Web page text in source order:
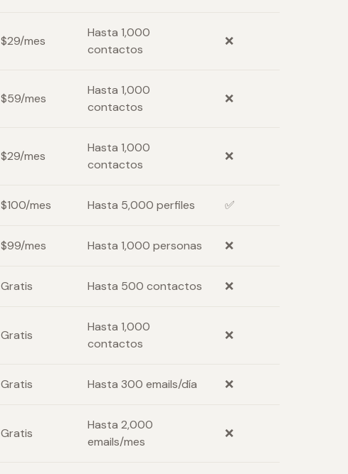
$29/mes
Hasta 1,000
contactos
❌
$59/mes
Hasta 1,000
contactos
❌
$29/mes
Hasta 1,000
contactos
❌
$100/mes Hasta 5,000 perfiles ✅
$99/mes Hasta 1,000 personas ❌
Gratis Hasta 500 contactos ❌
Gratis
Hasta 1,000
contactos
❌
Gratis Hasta 300 emails/día ❌
Gratis
Hasta 2,000
emails/mes
❌